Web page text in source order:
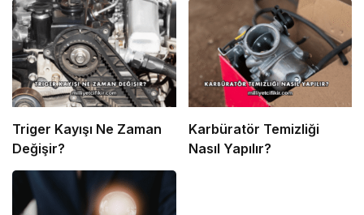
Triger Kayışı Ne Zaman
Değişir?
Karbüratör Temizliği
Nasıl Yapılır?